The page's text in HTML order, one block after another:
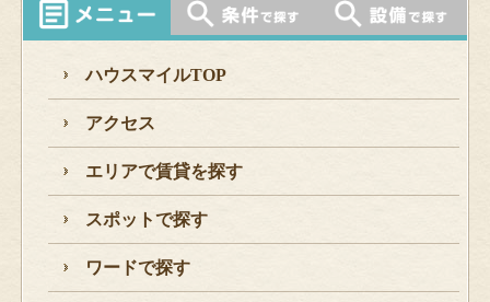
ハウスマイルTOP
アクセス
エリアで賃貸を探す
スポットで探す
ワードで探す